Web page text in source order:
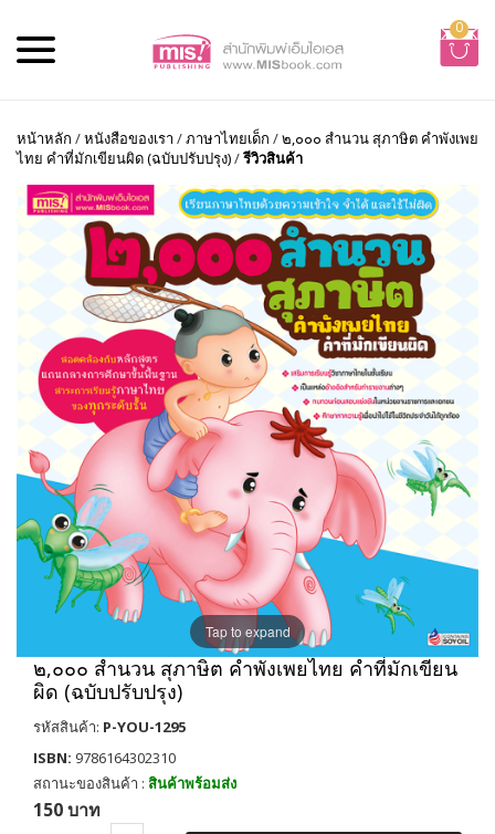
0
หน้าหลัก /หนังสือของเรา /ภาษาไทยเด็ก /๒,๐๐๐ สำนวน สุภาษิต คำพังเพย
ไทย คำที่มักเขียนผิด (ฉบับปรับปรุง)/รีวิวสินค้า
Tap to expand
๒,๐๐๐ สำนวน สุภาษิต คำพังเพยไทย คำที่มักเขียน
ผิด (ฉบับปรับปรุง)
รหัสสินค้า: P-YOU-1295
ISBN: 9786164302310
สถานะของสินค้า : สินค้าพร้อมส่ง
150 บาท